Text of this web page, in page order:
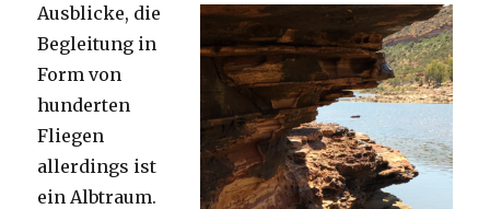
Ausblicke, die
Begleitung in
Form von
hunderten
Fliegen
allerdings ist
ein Albtraum.